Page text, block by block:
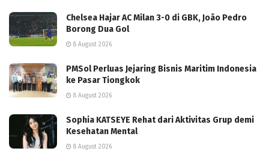
Chelsea Hajar AC Milan 3-0 di GBK, João Pedro
Borong Dua Gol
8 August 2026
PMSol Perluas Jejaring Bisnis Maritim Indonesia
ke Pasar Tiongkok
8 August 2026
Sophia KATSEYE Rehat dari Aktivitas Grup demi
Kesehatan Mental
8 August 2026